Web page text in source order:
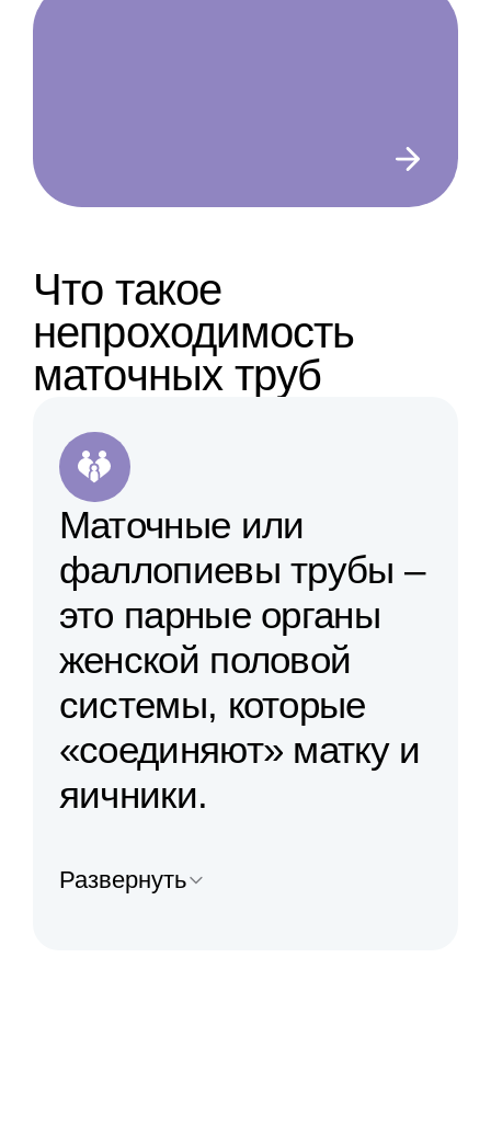
Что такое
непроходимость
маточных труб
Маточные или
фаллопиевы трубы –
это парные органы
женской половой
системы, которые
«соединяют» матку и
яичники.
Развернуть